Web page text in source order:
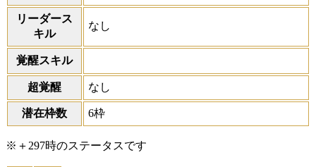
リーダース
キル
なし
覚醒スキル
超覚醒 なし
潜在枠数 6枠
※＋297時のステータスです